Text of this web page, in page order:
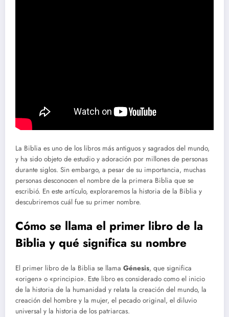
La Biblia es uno de los libros más antiguos y sagrados del mundo,
y ha sido objeto de estudio y adoración por millones de personas
durante siglos. Sin embargo, a pesar de su importancia, muchas
personas desconocen el nombre de la primera Biblia que se
escribió. En este artículo, exploraremos la historia de la Biblia y
descubriremos cuál fue su primer nombre.
Cómo se llama el primer libro de la
Biblia y qué significa su nombre
El primer libro de la Biblia se llama Génesis, que significa
«origen» o «principio». Este libro es considerado como el inicio
de la historia de la humanidad y relata la creación del mundo, la
creación del hombre y la mujer, el pecado original, el diluvio
universal y la historia de los patriarcas.